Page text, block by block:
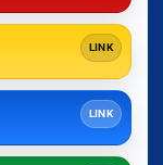
LINK
LINK